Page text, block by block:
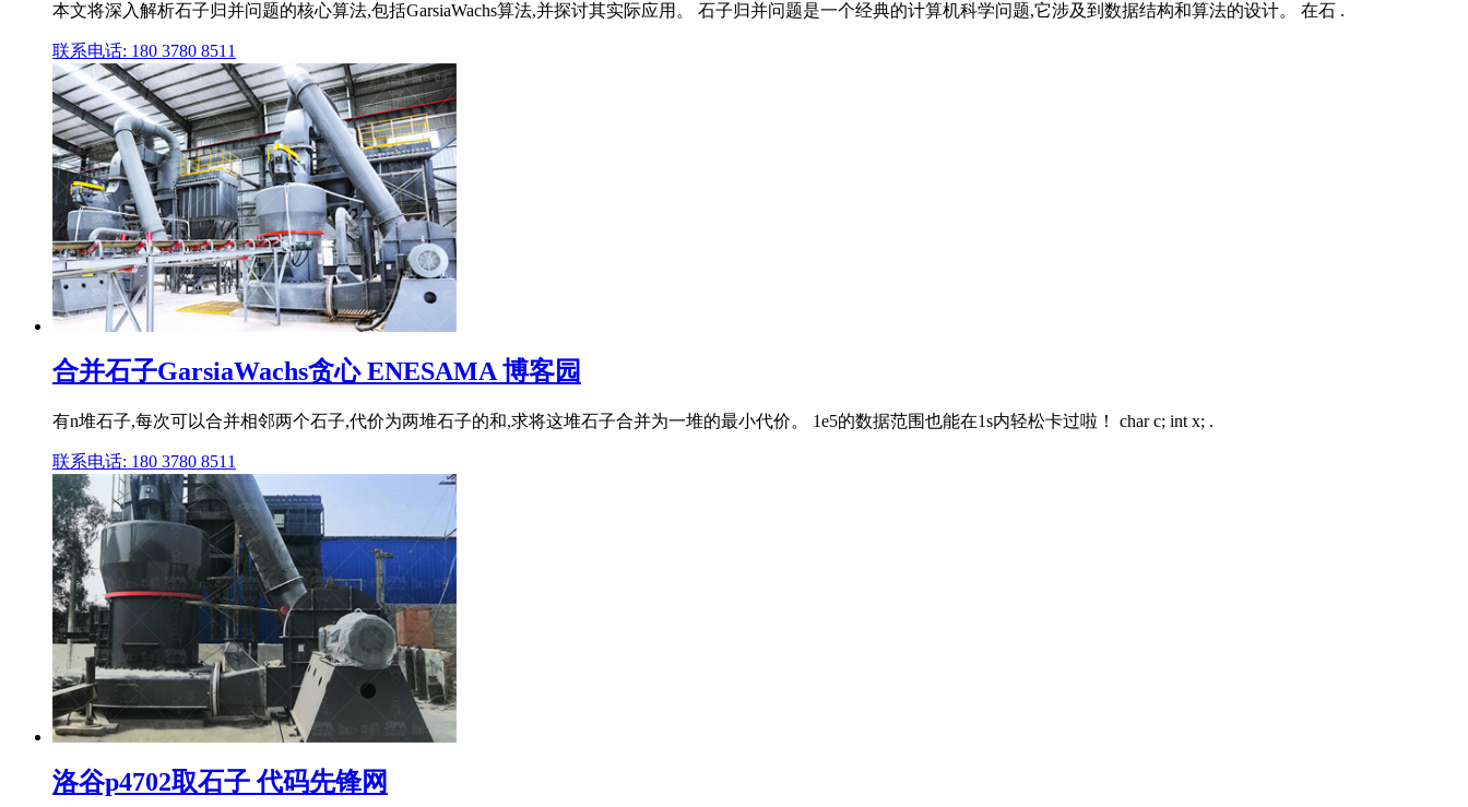
本文将深入解析石子归并问题的核心算法,包括GarsiaWachs算法,并探讨其实际应用。 石子归并问题是一个经典的计算机科学问题,它涉及到数据结构和算法的设计。 在石 .
联系电话: 180 3780 8511
合并石子GarsiaWachs贪心 ENESAMA 博客园
有n堆石子,每次可以合并相邻两个石子,代价为两堆石子的和,求将这堆石子合并为一堆的最小代价。 1e5的数据范围也能在1s内轻松卡过啦！ char c; int x; .
联系电话: 180 3780 8511
洛谷p4702取石子 代码先锋网